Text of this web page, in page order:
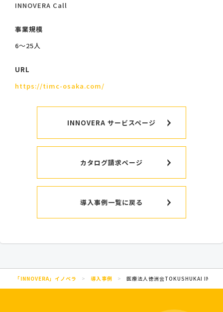
INNOVERA Call
事業規模
6〜25人
URL
https://timc-osaka.com/
INNOVERA サービスページ
カタログ請求ページ
導入事例一覧に戻る
「INNOVERA」イノベラ > 導入事例 > 医療法人徳洲会TOKUSHUKAI